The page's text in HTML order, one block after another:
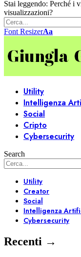
Stai leggendo: Perché i
visualizzazioni?
Font ResizerAa
Utility
Intelligenza
Social
Cripto
Cybersecurity
Search
Utility
Creator
Social
Intelligenza
Cybersecurity
Recenti →